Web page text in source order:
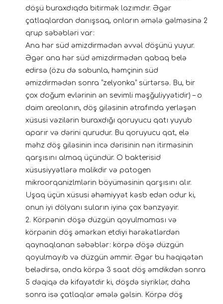
döşü buraxdıqda bitirmək lazımdır. Əgər
çatlaqlardan danışsaq, onların əmələ gəlməsinə 2
qrup səbəbləri var:
Ana hər süd əmizdirmədən əvvəl döşünü yuyur.
Əgər ana hər süd əmizdirmədən qabaq belə
edirsə (özu də sabunla, həmçinin süd
əmizdirmədən sonra “zelyonka” sürtərsə. Bu, bir
çox doğum evlərinin ən sevimli məşğuliyyətidir) – o
daim areolanın, döş giləsinin ətrafında yerləşən
xüsusi vəzilərin buraxdığı qoruyucu qatı yuyub
aparır və dərini qurudur. Bu qoruyucu qat, elə
məhz döş giləsinin incə dərisinin nən itirməsinin
qarşısını almaq üçündür. O bakterisid
xüsusiyyətlərə malikdir və patogen
mikroorqanizlmlərin böyüməsinin qarşısını alır.
Uşaq üçün xüsusi əhəmiyyət kəsb edən odur ki,
onun iyi dölyanı suların iyinə çox bənzyəyir.
2. Körpənin döşə düzgün qoyulmaması və
körpənin döş əmərkən etdiyi hərəkətlərdən
qaynaqlanan səbəblər: körpə döşə düzgün
qoyulmayıb və düzgün əmmir. Əgər bu həqiqətən
belədirsə, onda körpə 3 saat döş əmdikdən sonra
5 dəqiqə də kifayətdir ki, döşdə siyriklər, daha
sonra isə çatlaqlar əmələ gəlsin. Körpə döş